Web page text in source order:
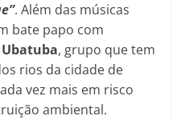
. Além das músicas
bate papo com
, grupo que tem
rios da cidade de
vez mais em risco
ambiental.